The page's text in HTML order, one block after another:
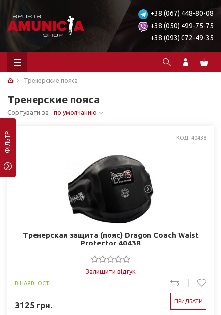
+38 (067) 448-80-08
+38 (050) 499-75-75
+38 (093) 072-49-35
Тренерские пояса
Тренерские пояса
Сортувати за по умолчанию
ФІЛЬТР КОД: 40438
Тренерская защита (пояс) Dragon Coach Waist
Protector 40438
Залишити відгук
В НАЯВНОСТІ
3125 грн. ПРИДБАТИ